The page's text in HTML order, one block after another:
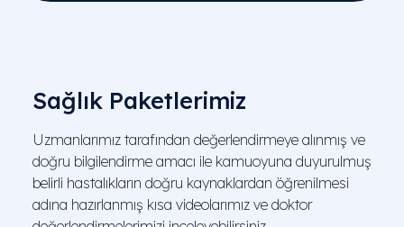
Sağlık Paketlerimiz
Uzmanlarımız tarafından değerlendirmeye alınmış ve
doğru bilgilendirme amacı ile kamuoyuna duyurulmuş
belirli hastalıkların doğru kaynaklardan öğrenilmesi
adına hazırlanmış kısa videolarımız ve doktor